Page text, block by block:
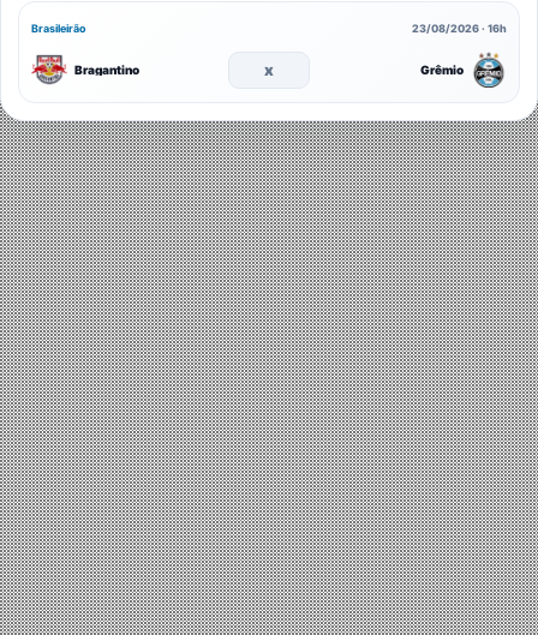
Brasileirão 23/08/2026 · 16h
Bragantino x Grêmio